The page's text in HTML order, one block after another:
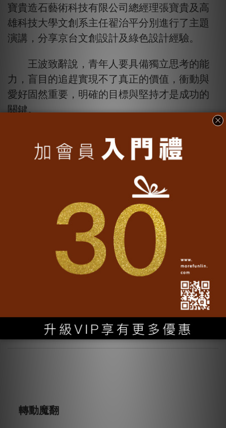
寶貴造石藝術科技有限公司總經理張寶貴及高
雄科技大學文創系主任翟治平分別進行了主題
演講，分享京台文創設計及綠色設計經驗。
王波致辭說，青年人要具備獨立思考的能
力，盲目的追趕實現不了真正的價值，衝動與
愛好固然重要，明確的目標與堅持才是成功的
關鍵。
張寶貴在演講中表示，文化創作必須
是“活”的，“活”才能賦予作品靈魂。藝術創作也
藝術的代名詞，真正的藝術是服務於大眾的。
此次論壇通過京台文創設計和綠色設計領
域代表的集聚，一方面互融互通，融合兩岸優
秀文創設計，增進文化交流與合作；另一方面
共同發展，對接京台文創設計、綠色設計合
作，實現兩岸文化創意產業繁榮發展。（完）
Back to media
轉動魔翻